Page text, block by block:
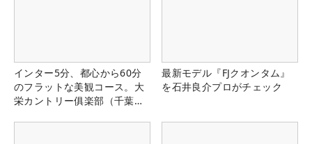
インター5分、都心から60分
のフラットな美観コース。大
栄カントリー俱楽部（千葉
最新モデル『FJクオンタム』
を石井良介プロがチェック